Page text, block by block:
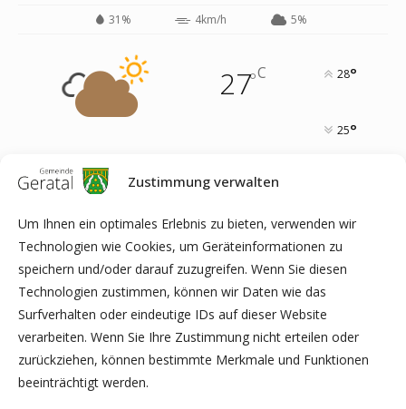
Zustimmung verwalten
Um Ihnen ein optimales Erlebnis zu bieten, verwenden wir
Technologien wie Cookies, um Geräteinformationen zu
speichern und/oder darauf zuzugreifen. Wenn Sie diesen
Technologien zustimmen, können wir Daten wie das
Surfverhalten oder eindeutige IDs auf dieser Website
verarbeiten. Wenn Sie Ihre Zustimmung nicht erteilen oder
zurückziehen, können bestimmte Merkmale und Funktionen
beeinträchtigt werden.
31% 4km/h 5%
27°C 28°
25°
25° 14° 12° 14°
SUN
20°
ARCHIV